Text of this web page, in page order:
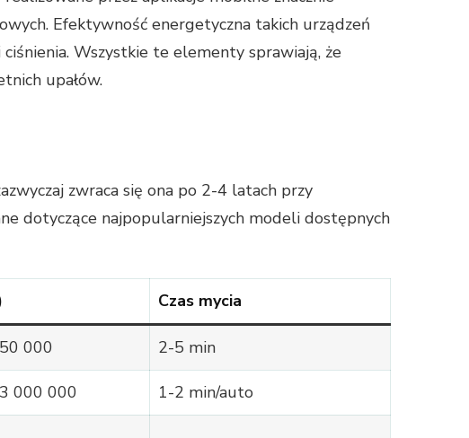
Efektywność energetyczna takich urządzeń
Wszystkie te elementy sprawiają, że
upałów.
zwraca się ona po 2-4 latach przy
dotyczące najpopularniejszych modeli dostępnych
Czas mycia
000 2-5 min
000 000 1-2 min/auto